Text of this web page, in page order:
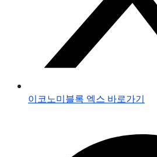
이코노미블록 엑스 바로가기